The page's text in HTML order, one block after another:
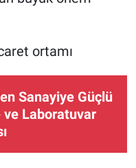
ortamı
Sanayiye Güçlü
ve Laboratuvar